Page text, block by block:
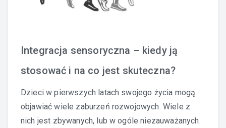
Integracja sensoryczna – kiedy ją
stosować i na co jest skuteczna?
Dzieci w pierwszych latach swojego życia mogą
objawiać wiele zaburzeń rozwojowych. Wiele z
nich jest zbywanych, lub w ogóle niezauważanych.